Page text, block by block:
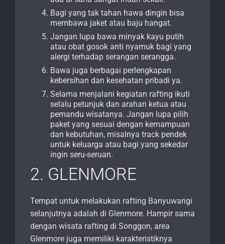
Bagi yang tak tahan hawa dingin bisa
membawa jaket atau baju hangat.
Jangan lupa bawa minyak kayu putih
atau obat gosok anti nyamuk bagi yang
alergi terhadap serangan serangga.
Bawa juga berbagai perlengkapan
kebersihan dan kesehatan pribadi ya.
Selama menjalani kegiatan rafting ikuti
selalu petunjuk dan arahan ketua atau
pemandu wisatanya. Jangan lupa pilih
paket yang sesuai dengan kemampuan
dan kebutuhan, misalnya track pendek
untuk keluarga atau bagi yang sekedar
ingin seru-seruan.
2. GLENMORE
Tempat untuk melakukan rafting Banyuwangi
selanjutnya adalah di Glenmore. Hampir sama
dengan wisata rafting di Songgon, area
Glenmore juga memiliki karakteristiknya